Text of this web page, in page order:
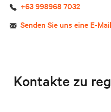
+63 998968 7032
Senden Sie uns eine E-Mail
Kontakte zu